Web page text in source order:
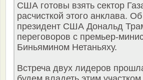
США готовы взять сектор
расчисткой этого анклава.
президент США Дональд
переговоров с премьер-
Биньямином Нетаньяху.
Встреча двух лидеров